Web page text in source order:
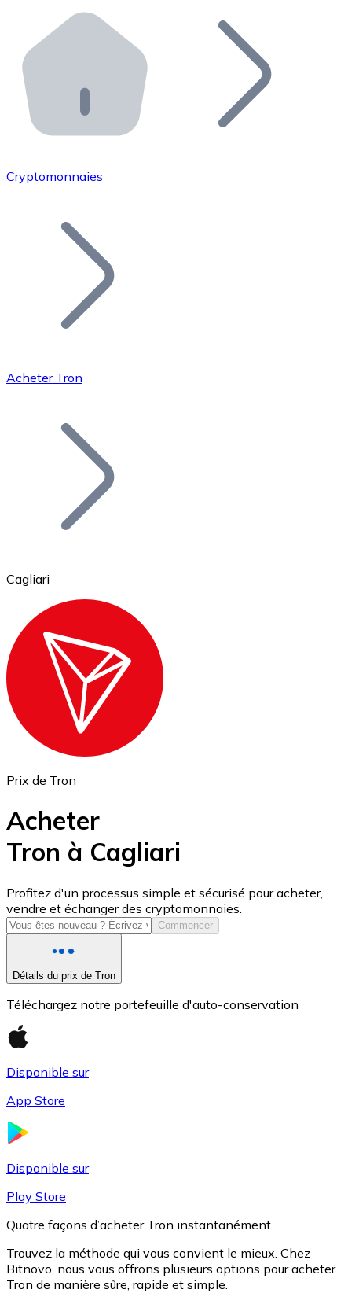
Distributeurs automatiques Bitnovo
Intégrez un ATM Bitnovo dans votre entreprise et
API Bitnovo
Intégrez notre API dans votre écosystème.
Rejoignez notre réseau de distributeurs et
Ajoutez le token de votre projet à notre service
Bitcoin
Ethereum
ETH
USD Coin
USDC
Cryptomonnaies
Acheter Tron
Cagliari
Prix de Tron
Acheter
Tron à Cagliari
Profitez d'un processus simple et sécurisé pour acheter,
vendre et échanger des cryptomonnaies.
Commencer
Détails du prix de Tron
Téléchargez notre portefeuille d'auto-conservation
Disponible sur
App Store
Disponible sur
Play Store
Quatre façons d’acheter Tron instantanément
Trouvez la méthode qui vous convient le mieux. Chez
Bitnovo, nous vous offrons plusieurs options pour acheter
Tron de manière sûre, rapide et simple.